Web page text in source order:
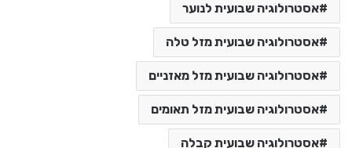
אסטרולוגיה שבועית לנוער
אסטרולוגיה שבועית מזל טלה
אסטרולוגיה שבועית מזל מאזניים
אסטרולוגיה שבועית מזל תאומים
אסטרולוגיה שבועית קבלה